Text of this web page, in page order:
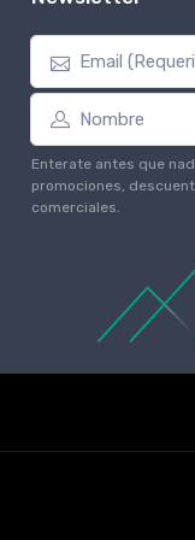
Enterate antes que
promociones,
comerciales.